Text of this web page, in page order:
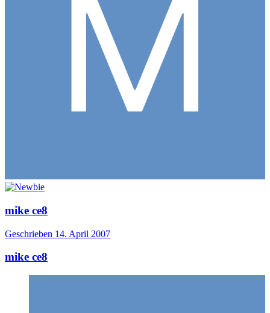
mike ce8
Geschrieben 14. April 2007
mike ce8